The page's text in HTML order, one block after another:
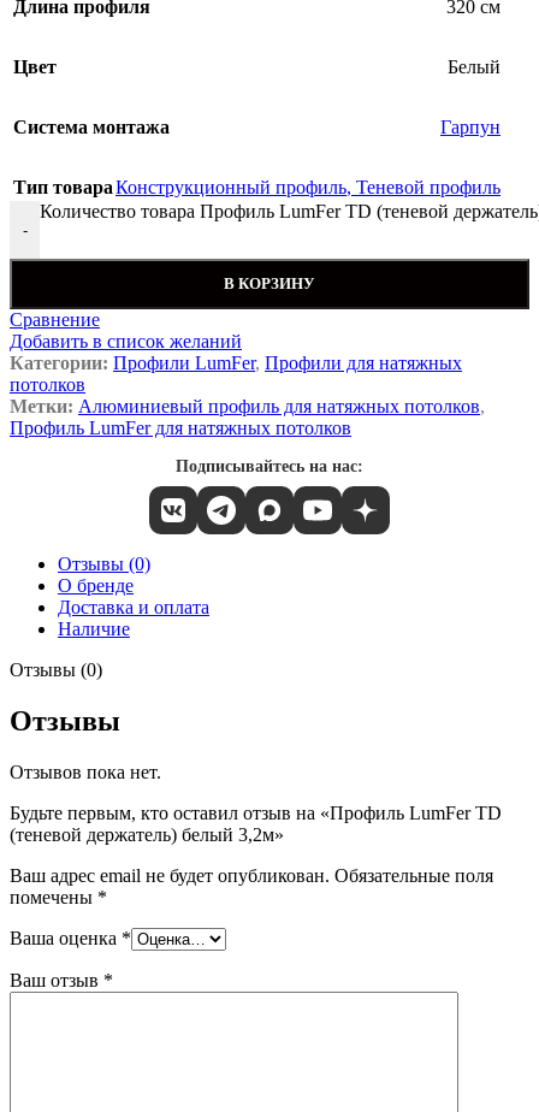
Длина профиля 320 см
Цвет Белый
Система монтажа Гарпун
Тип товараКонструкционный профиль, Теневой профиль
-
Количество товара Профиль LumFer TD (теневой
В КОРЗИНУ
Сравнение
Добавить в список желаний
Категории: Профили LumFer, Профили для натяжных
потолков
Метки: Алюминиевый профиль для натяжных потолков,
Профиль LumFer для натяжных потолков
Подписывайтесь на нас:
Отзывы (0)
О бренде
Доставка и оплата
Наличие
Отзывы (0)
Отзывы
Отзывов пока нет.
Будьте первым, кто оставил отзыв на «Профиль LumFer TD
(теневой держатель) белый 3,2м»
Ваш адрес email не будет опубликован. Обязательные поля
помечены *
Ваша оценка *
Ваш отзыв *